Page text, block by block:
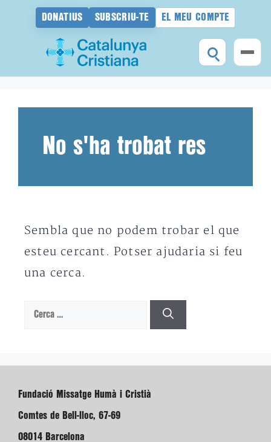
DONATIUS SUBSCRIU-TE EL MEU COMPTE
No s'ha trobat res
Sembla que no podem trobar el que
esteu cercant. Potser ajudaria si feu
una cerca.
Cerca:
Fundació Missatge Humà i Cristià
Comtes de Bell-lloc, 67-69
08014 Barcelona